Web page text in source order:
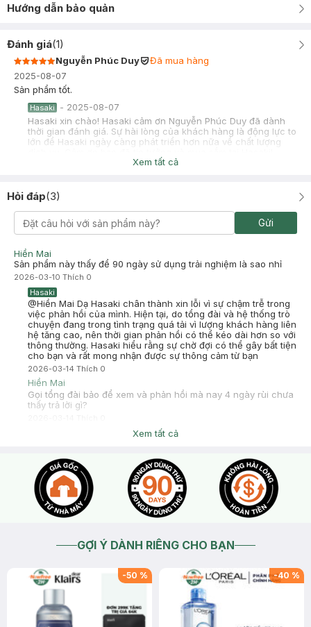
Hướng dẫn bảo quản
Đánh giá(1)
Nguyễn Phúc Duy
Đã mua hàng
2025-08-07
Sản phẩm tốt.
Hasaki - 2025-08-07
Hasaki xin chào! Hasaki cảm ơn Nguyễn Phúc Duy đã dành
thời gian đánh giá. Sự hài lòng của khách hàng là động lực to
lớn để Hasaki ngày càng phát triển hơn nữa về chất lượng
Xem tất cả
Hỏi đáp(3)
Gửi
Hiền Mai
Sản phẩm này thấy để 90 ngày sử dụng trải nghiệm là sao nhỉ
2026-03-10 Thích 0
Hasaki
@Hiền Mai Dạ Hasaki chân thành xin lỗi vì sự chậm trễ trong
việc phản hồi của mình. Hiện tại, do tổng đài và hệ thống trò
chuyện đang trong tình trạng quá tải vì lượng khách hàng liên
hệ tăng cao, nên thời gian phản hồi có thể kéo dài hơn so với
thông thường. Hasaki hiểu rằng sự chờ đợi có thể gây bất tiện
cho bạn và rất mong nhận được sự thông cảm từ bạn
2026-03-14 Thích 0
Hiền Mai
Gọi tổng đài bảo để xem và phản hồi mà nay 4 ngày rùi chưa
thấy trả lời gì?
18006324 (phím 1) để được hỗ trợ giải đáp nhé. Cảm ơn bạn
đã tin tưởng và mua sắm tại Hasaki!
2026-03-10 Thích
Hiền Mai
Giờ muốn đổi qua dòng khác được k
Bữa có mua màu này zise M so với zise mà mặc thấy ôm mặc
2026-03-10Thích
Hasaki
90 ngày dùng thử - Không hài lòng hoàn tiền Trải nghiệm
khách hàng là minh chứng tốt nhất cho chất lượng sản phẩm,
chính sách dùng thử 90 ngày không chỉ là lời cam kết chất
Xem tất cả
GỢI Ý DÀNH RIÊNG CHO BẠN
-50 % -40 %